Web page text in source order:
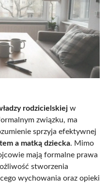
rodzicielskiej w
związku, ma
sprzyja efektywnej
a matką dziecka. Mimo
mają formalne prawa
stworzenia
wychowania oraz opieki